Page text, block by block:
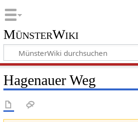
MünsterWiki
Hagenauer Weg